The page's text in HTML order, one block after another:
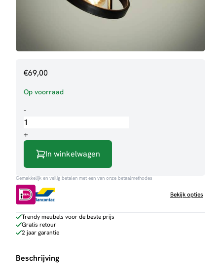
€69,00
Op voorraad
-Plafondlamp
Harriet
aantal
+
In winkelwagen
Gemakkelijk en veilig betalen met een van onze betaalmethodes
Bekijk opties
Trendy meubels voor de beste prijs
Gratis retour
2 jaar garantie
Beschrijving